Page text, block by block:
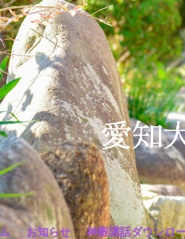
お知らせ 神殿講話ダウンロ